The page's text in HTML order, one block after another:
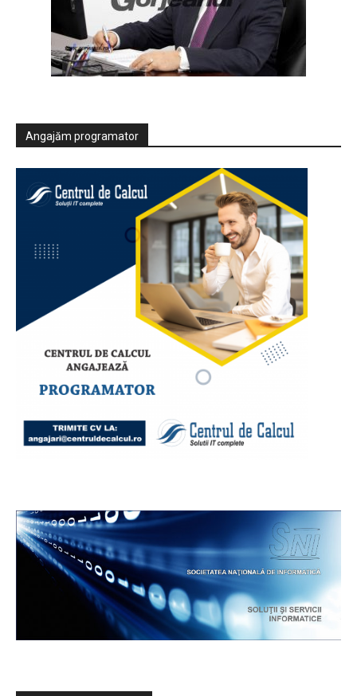
Angajăm programator